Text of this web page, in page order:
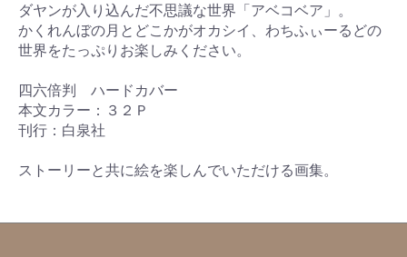
ダヤンが入り込んだ不思議な世界「アベコベア」。
かくれんぼの月とどこかがオカシイ、わちふぃーるどの
世界をたっぷりお楽しみください。
四六倍判 ハードカバー
本文カラー：３２Ｐ
刊行：白泉社
ストーリーと共に絵を楽しんでいただける画集。